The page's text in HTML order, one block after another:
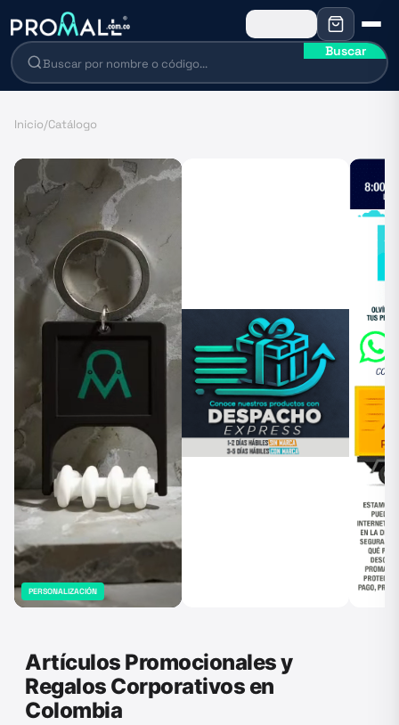
Buscar
Inicio/Catálogo
PERSONALIZACIÓN
Artículos Promocionales y
Regalos Corporativos en
Colombia